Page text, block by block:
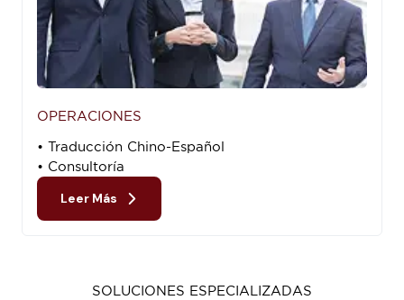
OPERACIONES
• Traducción Chino-Español
• Consultoría
Leer Más
SOLUCIONES ESPECIALIZADAS